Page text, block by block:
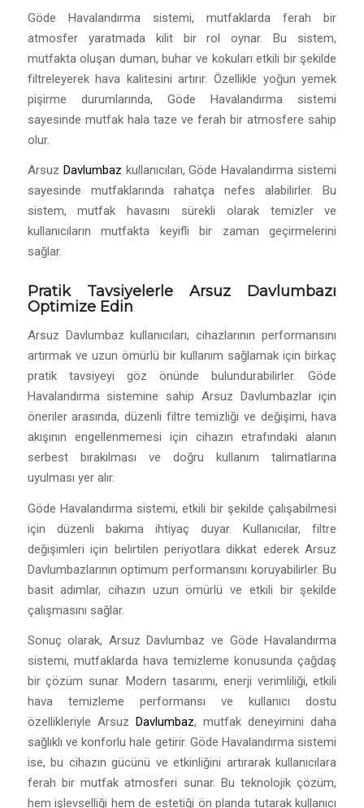
Göde Havalandırma sistemi, mutfaklarda ferah bir
atmosfer yaratmada kilit bir rol oynar. Bu sistem,
mutfakta oluşan duman, buhar ve kokuları etkili bir şekilde
filtreleyerek hava kalitesini artırır. Özellikle yoğun yemek
pişirme durumlarında, Göde Havalandırma sistemi
sayesinde mutfak hala taze ve ferah bir atmosfere sahip
olur.
Arsuz Davlumbaz kullanıcıları, Göde Havalandırma sistemi
sayesinde mutfaklarında rahatça nefes alabilirler. Bu
sistem, mutfak havasını sürekli olarak temizler ve
kullanıcıların mutfakta keyifli bir zaman geçirmelerini
sağlar.
Pratik Tavsiyelerle Arsuz Davlumbazı
Optimize Edin
Arsuz Davlumbaz kullanıcıları, cihazlarının performansını
artırmak ve uzun ömürlü bir kullanım sağlamak için birkaç
pratik tavsiyeyi göz önünde bulundurabilirler. Göde
Havalandırma sistemine sahip Arsuz Davlumbazlar için
öneriler arasında, düzenli filtre temizliği ve değişimi, hava
akışının engellenmemesi için cihazın etrafındaki alanın
serbest bırakılması ve doğru kullanım talimatlarına
uyulması yer alır.
Göde Havalandırma sistemi, etkili bir şekilde çalışabilmesi
için düzenli bakıma ihtiyaç duyar. Kullanıcılar, filtre
değişimleri için belirtilen periyotlara dikkat ederek Arsuz
Davlumbazlarının optimum performansını koruyabilirler. Bu
basit adımlar, cihazın uzun ömürlü ve etkili bir şekilde
çalışmasını sağlar.
Sonuç olarak, Arsuz Davlumbaz ve Göde Havalandırma
sistemi, mutfaklarda hava temizleme konusunda çağdaş
bir çözüm sunar. Modern tasarımı, enerji verimliliği, etkili
hava temizleme performansı ve kullanıcı dostu
özellikleriyle Arsuz
Davlumbaz, mutfak deneyimini daha
sağlıklı ve konforlu hale getirir. Göde Havalandırma sistemi
ise, bu cihazın gücünü ve etkinliğini artırarak kullanıcılara
ferah bir mutfak atmosferi sunar. Bu teknolojik çözüm,
hem işlevselliği hem de estetiği ön planda tutarak kullanıcı